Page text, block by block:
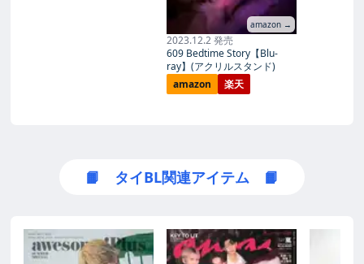
amazon →
2023.12.2 発売
609 Bedtime Story【Blu-
ray】(アクリルスタンド)
amazon
楽天
📙 タイBL関連アイテム 📙